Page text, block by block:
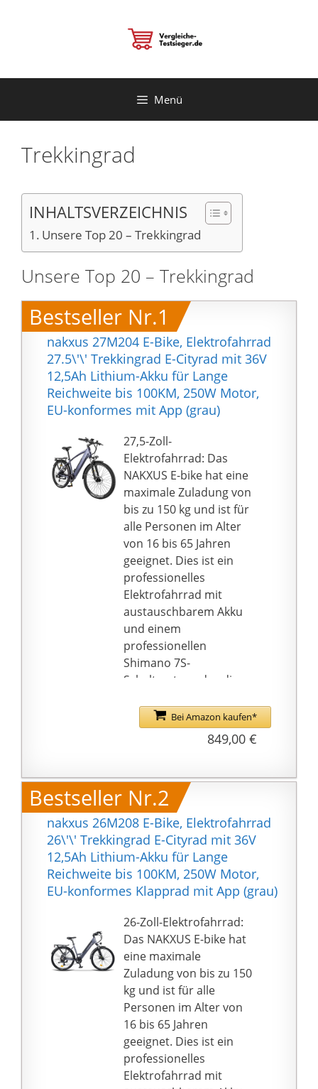
Menü
Trekkingrad
INHALTSVERZEICHNIS
Unsere Top 20 – Trekkingrad
Unsere Top 20 – Trekkingrad
Bestseller Nr.1
nakxus 27M204 E-Bike, Elektrofahrrad
27.5\'\' Trekkingrad E-Cityrad mit 36V
12,5Ah Lithium-Akku für Lange
Reichweite bis 100KM, 250W Motor,
EU-konformes mit App (grau)
27,5-Zoll-
Elektrofahrrad: Das
NAKXUS E-bike hat eine
maximale Zuladung von
bis zu 150 kg und ist für
alle Personen im Alter
von 16 bis 65 Jahren
geeignet. Dies ist ein
professionelles
Elektrofahrrad mit
austauschbarem Akku
und einem
professionellen
Shimano 7S-
Schaltsystem, das die
unterschiedlichen
Anforderungen
anpassen kann. Und die
und der Fahrmodus
können einfach über
Parametereinstellunge
n geändert werden.
Leistungsstarkes
Energiesystem: Unser
Elektrofahrrad hat ein
bürstenloses
Antriebssystem
eingeführt, um die
Leistungsausnutzung
des Motors zu
verbessern und sein
Drehmoment und seine
Leistung zu erhöhen,
wodurch es eine
höhere
Geschwindigkeit,
Bei Amazon kaufen*
849,00 €
Bestseller Nr.2
nakxus 26M208 E-Bike, Elektrofahrrad
26\'\' Trekkingrad E-Cityrad mit 36V
12,5Ah Lithium-Akku für Lange
Reichweite bis 100KM, 250W Motor,
EU-konformes Klapprad mit App (grau)
26-Zoll-Elektrofahrrad:
Das NAKXUS E-bike hat
eine maximale
Zuladung von bis zu 150
kg und ist für alle
Personen im Alter von
16 bis 65 Jahren
geeignet. Dies ist ein
professionelles
Elektrofahrrad mit